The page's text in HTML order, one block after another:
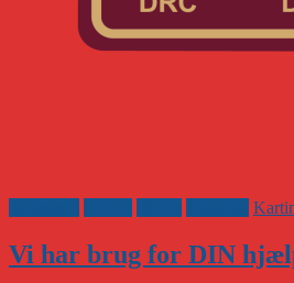
Vi har brug for DIN